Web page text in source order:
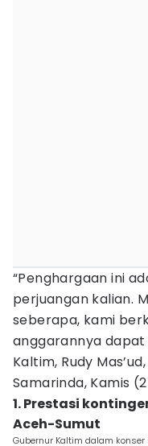
“Penghargaan ini
perjuangan kalian.
seberapa, kami
anggarannya dapat
Kaltim, Rudy
Samarinda, Kamis
1. Prestasi
Aceh-Sumut
Gubernur Kaltim dalam